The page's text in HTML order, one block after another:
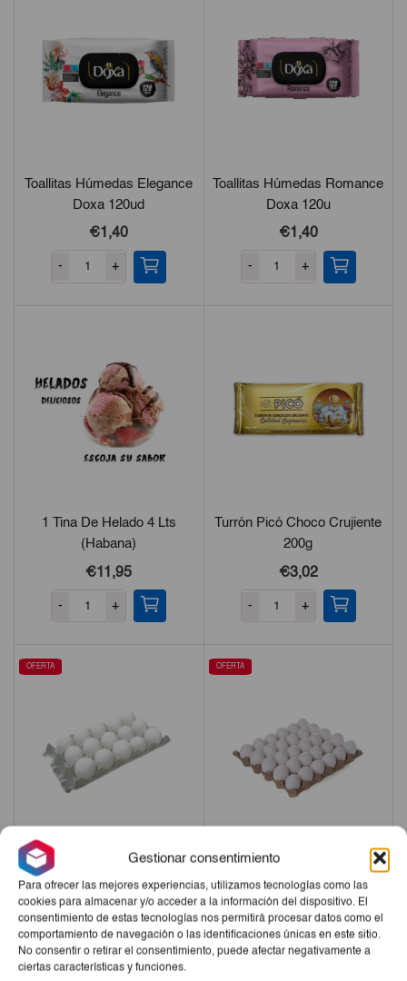
Gestionar consentimiento
Para ofrecer las mejores experiencias, utilizamos tecnologías como las
cookies para almacenar y/o acceder a la información del dispositivo. El
consentimiento de estas tecnologías nos permitirá procesar datos como el
comportamiento de navegación o las identificaciones únicas en este sitio.
No consentir o retirar el consentimiento, puede afectar negativamente a
ciertas características y funciones.
Toallitas Húmedas Elegance
Doxa 120ud
€1,40
- +
Toallitas Húmedas Romance
Doxa 120u
€1,40
- +
1 Tina De Helado 4 Lts
(Habana)
€11,95
- +
Turrón Picó Choco Crujiente
200g
€3,02
- +
OFERTA
Huevos De Gallina 15ud
€3,50
precio
original
era:
€3,25
precio
actual
- +
OFERTA
Huevos De Gallina 30ud
€6,25
precio
original
€5,98
precio
actual
+